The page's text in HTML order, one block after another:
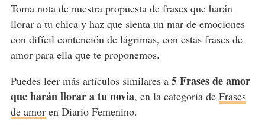
Toma nota de nuestra propuesta de frases que harán
llorar a tu chica y haz que sienta un mar de emociones
con difícil contención de lágrimas, con estas frases de
amor para ella que te proponemos.
Puedes leer más artículos similares a 5 Frases de amor
que harán llorar a tu novia, en la categoría de Frases
de amoren Diario Femenino.